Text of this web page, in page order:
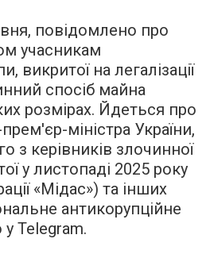
повідомлено про
учасникам
викритої на легалізації
спосіб майна
розмірах. Йдеться про
міністра України,
з керівників злочинної
у листопаді 2025 року
«Мідас») та інших
антикорупційне
Telegram.